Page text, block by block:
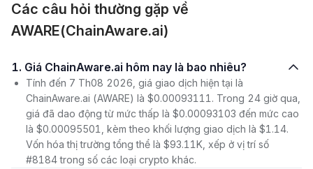
Các câu hỏi thường gặp về
AWARE(ChainAware.ai)
1. Giá ChainAware.ai hôm nay là bao nhiêu?
Tính đến 7 Th08 2026, giá giao dịch hiện tại là
ChainAware.ai (AWARE) là $0.00093111. Trong 24 giờ qua,
giá đã dao động từ mức thấp là $0.00093103 đến mức cao
là $0.00095501, kèm theo khối lượng giao dịch là $1.14.
Vốn hóa thị trường tổng thể là $93.11K, xếp ở vị trí số
#8184 trong số các loại crypto khác.